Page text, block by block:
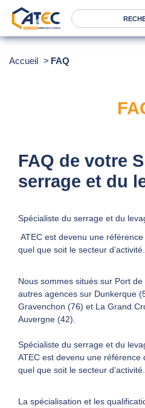
Nos
FAQ
DEMANDER
Accueil FAQ
FAQ de votre
serrage et du
Spécialiste du serrage et du
ATEC est devenu une
quel que soit le secteur d’activité.
Nous sommes situés sur Port
autres agences sur Dunkerque
Gravenchon (76) et La Grand
Auvergne (42).
Spécialiste du serrage et du
ATEC est devenu une
quel que soit le secteur d’activité.
La spécialisation et les